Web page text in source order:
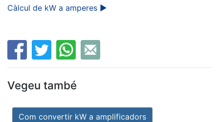
Càlcul de kW a amperes ►
Vegeu també
Com convertir kW a amplificadors